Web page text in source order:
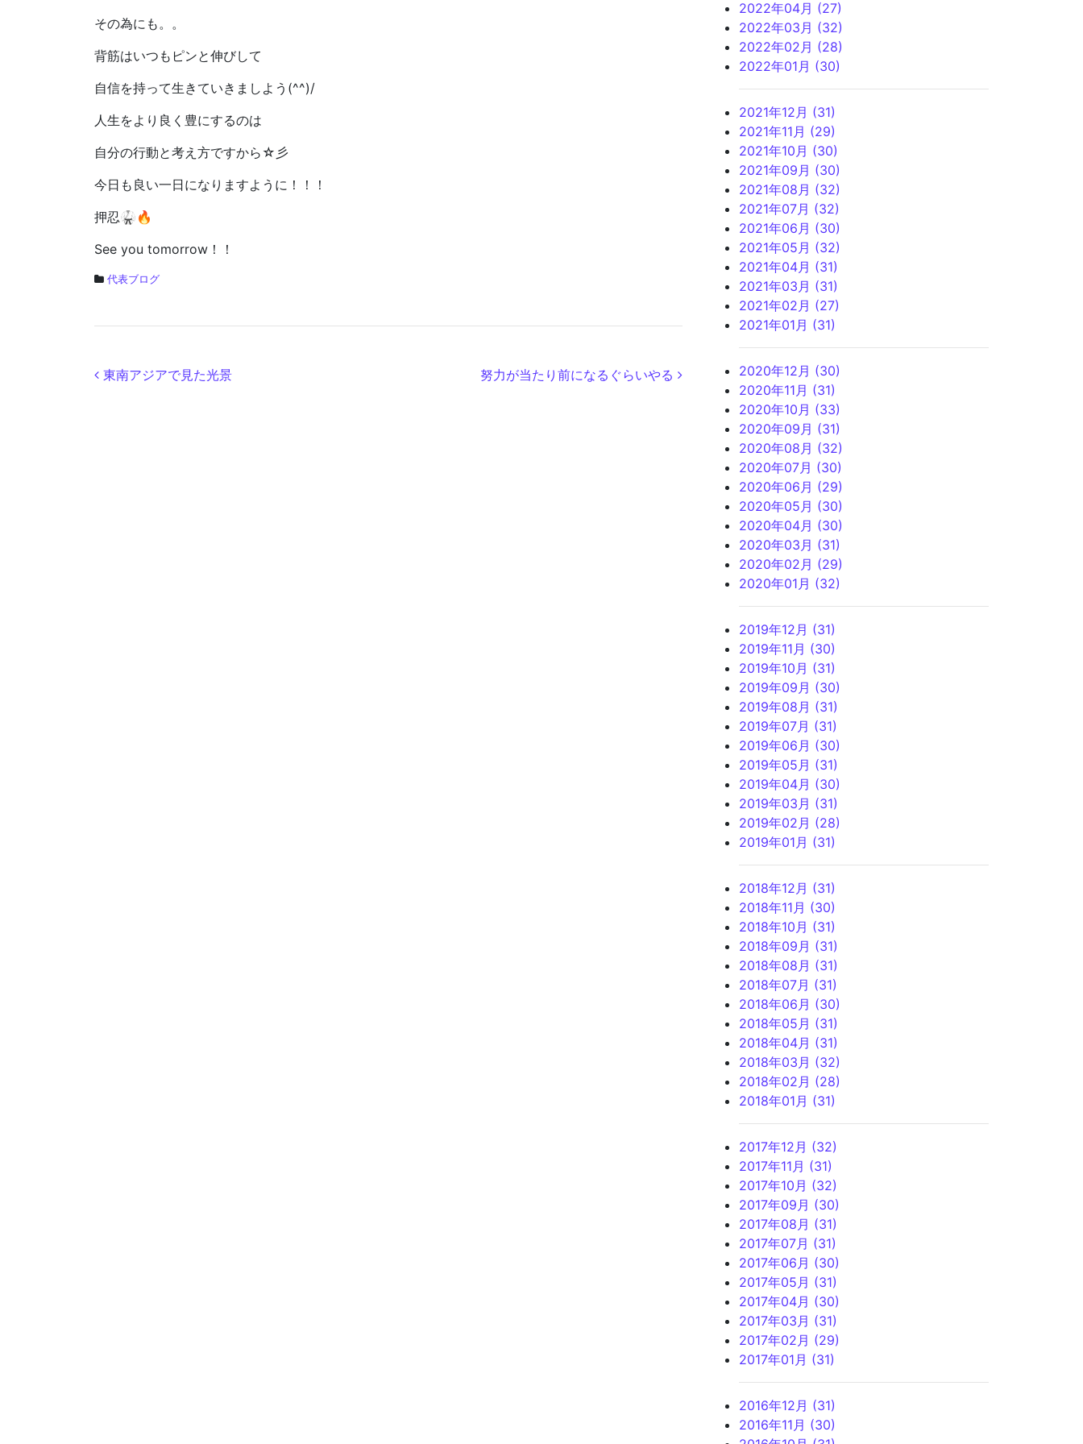
その為にも。。
背筋はいつもピンと伸びして
自信を持って生きていきましよう(^^)/
人生をより良く豊にするのは
自分の行動と考え方ですから☆彡
今日も良い一日になりますように！！！
押忍🥋🔥
See you tomorrow！！
代表ブログ
投稿ナビゲーション
東南アジアで見た光景 努力が当たり前になるぐらいやる
2022年04月 (27)
2022年03月 (32)
2022年02月 (28)
2022年01月 (30)
2021年12月 (31)
2021年11月 (29)
2021年10月 (30)
2021年09月 (30)
2021年08月 (32)
2021年07月 (32)
2021年06月 (30)
2021年05月 (32)
2021年04月 (31)
2021年03月 (31)
2021年02月 (27)
2021年01月 (31)
2020年12月 (30)
2020年11月 (31)
2020年10月 (33)
2020年09月 (31)
2020年08月 (32)
2020年07月 (30)
2020年06月 (29)
2020年05月 (30)
2020年04月 (30)
2020年03月 (31)
2020年02月 (29)
2020年01月 (32)
2019年12月 (31)
2019年11月 (30)
2019年10月 (31)
2019年09月 (30)
2019年08月 (31)
2019年07月 (31)
2019年06月 (30)
2019年05月 (31)
2019年04月 (30)
2019年03月 (31)
2019年02月 (28)
2019年01月 (31)
2018年12月 (31)
2018年11月 (30)
2018年10月 (31)
2018年09月 (31)
2018年08月 (31)
2018年07月 (31)
2018年06月 (30)
2018年05月 (31)
2018年04月 (31)
2018年03月 (32)
2018年02月 (28)
2018年01月 (31)
2017年12月 (32)
2017年11月 (31)
2017年10月 (32)
2017年09月 (30)
2017年08月 (31)
2017年07月 (31)
2017年06月 (30)
2017年05月 (31)
2017年04月 (30)
2017年03月 (31)
2017年02月 (29)
2017年01月 (31)
2016年12月 (31)
2016年11月 (30)